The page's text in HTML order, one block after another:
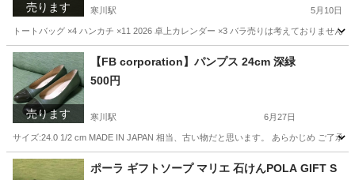
売ります 寒川駅 5月10日
トートバッグ ×4 ハンカチ ×11 2026 卓上カレンダー ×3 バラ売りは考えておりませ
神奈川 高座郡 ノベルティグッズ 卓上カレンダー
売ります
【FB corporation】パンプス 24cm 深緑
500円
寒川駅 6月27日
サイズ:24.0 1/2 cm MADE IN JAPAN 相当、古い物だと思います。 あらかじめ ご了
神奈川 高座郡 寒川駅 需要
ポーラ ギフトソープ マリエ 石けんPOLA GIFT S